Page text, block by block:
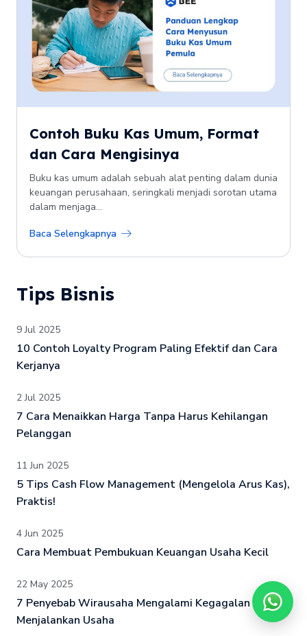
Contoh Buku Kas Umum, Format
dan Cara Mengisinya
Buku kas umum adalah sebuah alat penting dalam dunia
keuangan perusahaan, seringkali menjadi sorotan utama
dalam menjaga...
Baca Selengkapnya
Tips Bisnis
9 Jul 2025
10 Contoh Loyalty Program Paling Efektif dan Cara
Kerjanya
2 Jul 2025
7 Cara Menaikkan Harga Tanpa Harus Kehilangan
Pelanggan
11 Jun 2025
5 Tips Cash Flow Management (Mengelola Arus Kas),
Praktis!
4 Jun 2025
Cara Membuat Pembukuan Keuangan Usaha Kecil
22 May 2025
7 Penyebab Wirausaha Mengalami Kegagalan dalam
Menjalankan Usaha